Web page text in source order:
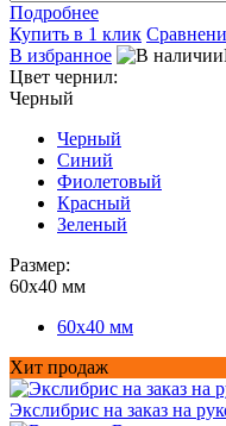
Подробнее
Купить в 1 клик
В избранное
Цвет чернил:
Черный
Черный
Синий
Фиолетовый
Красный
Зеленый
Размер:
60х40 мм
60х40 мм
Хит продаж
Экслибрис на заказ на